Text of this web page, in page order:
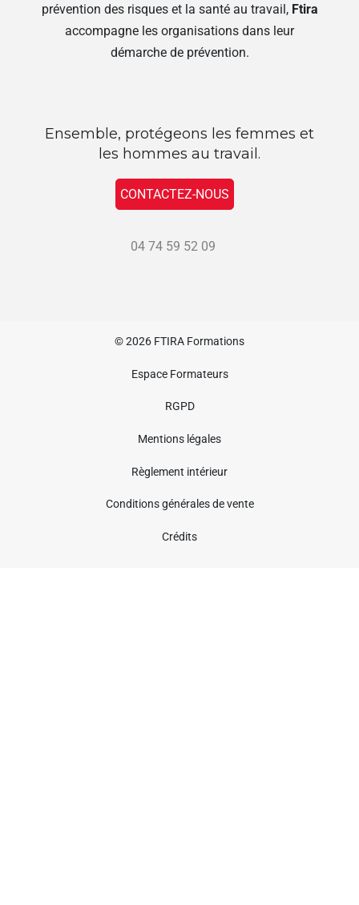
prévention des risques et la santé au travail, Ftira
accompagne les organisations dans leur
démarche de prévention.
Ensemble, protégeons les femmes et
les hommes au travail.
CONTACTEZ-NOUS
04 74 59 52 09
© 2026 FTIRA Formations
Espace Formateurs
RGPD
Mentions légales
Règlement intérieur
Conditions générales de vente
Crédits